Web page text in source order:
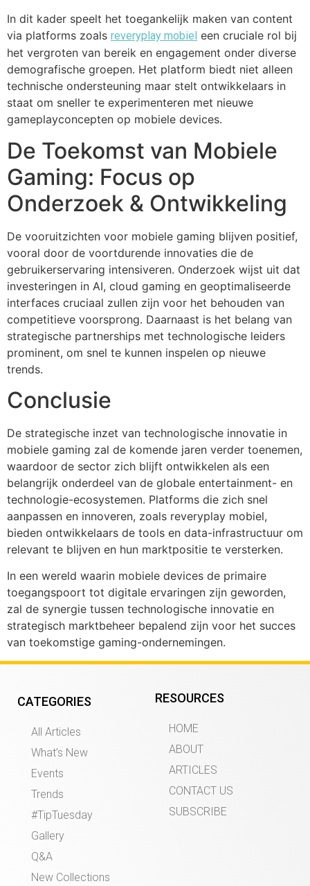
In dit kader speelt het toegankelijk maken van content
via platforms zoals reveryplay mobiel een cruciale rol bij
het vergroten van bereik en engagement onder diverse
demografische groepen. Het platform biedt niet alleen
technische ondersteuning maar stelt ontwikkelaars in
staat om sneller te experimenteren met nieuwe
gameplayconcepten op mobiele devices.
De Toekomst van Mobiele
Gaming: Focus op
Onderzoek & Ontwikkeling
De vooruitzichten voor mobiele gaming blijven positief,
vooral door de voortdurende innovaties die de
gebruikerservaring intensiveren. Onderzoek wijst uit dat
investeringen in AI, cloud gaming en geoptimaliseerde
interfaces cruciaal zullen zijn voor het behouden van
competitieve voorsprong. Daarnaast is het belang van
strategische partnerships met technologische leiders
prominent, om snel te kunnen inspelen op nieuwe
trends.
Conclusie
De strategische inzet van technologische innovatie in
mobiele gaming zal de komende jaren verder toenemen,
waardoor de sector zich blijft ontwikkelen als een
belangrijk onderdeel van de globale entertainment- en
technologie-ecosystemen. Platforms die zich snel
aanpassen en innoveren, zoals reveryplay mobiel,
bieden ontwikkelaars de tools en data-infrastructuur om
relevant te blijven en hun marktpositie te versterken.
In een wereld waarin mobiele devices de primaire
toegangspoort tot digitale ervaringen zijn geworden,
zal de synergie tussen technologische innovatie en
strategisch marktbeheer bepalend zijn voor het succes
van toekomstige gaming-ondernemingen.
CATEGORIES
All Articles
What’s New
Events
Trends
#TipTuesday
Gallery
Q&A
New Collections
RESOURCES
HOME
ABOUT
ARTICLES
CONTACT US
SUBSCRIBE